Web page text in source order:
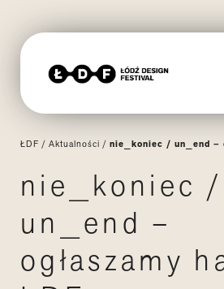
ŁDF / Aktualności / nie_koniec / un_end –
nie_koniec /
un_end –
ogłaszamy